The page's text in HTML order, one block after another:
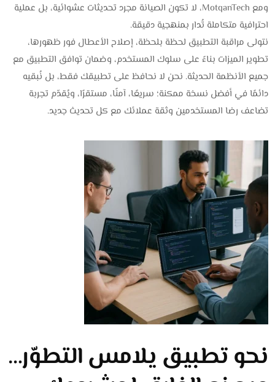
ومع MotqanTech، لا تكون الصيانة مجرد تحديثات عشوائية، بل عملية
احترافية متكاملة تُدار بمنهجية دقيقة.
نتولى مراقبة التطبيق لحظة بلحظة، إصلاح الأعطال فور ظهورها،
تطوير الميزات بناءً على سلوك المستخدم، وضمان توافق التطبيق مع
جميع الأنظمة الحديثة. نحن لا نحافظ على تطبيقك فقط، بل نُبقيه
دائمًا في أفضل نسخة ممكنة؛ سريعًا، آمنًا، مستقرًا، ويُقدّم تجربة
تضاعف رضا المستخدمين وثقة عملائك مع كل تحديث جديد.
نحو تطبيق يلامس التطوّر…